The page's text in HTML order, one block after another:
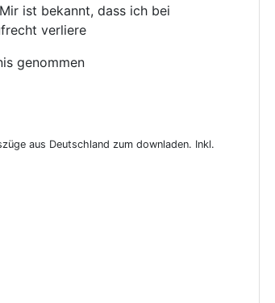
ist bekannt, dass ich bei
verliere
genommen
aus Deutschland zum downladen. Inkl.